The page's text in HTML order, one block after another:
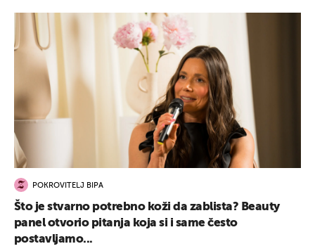
POKROVITELJ BIPA
Što je stvarno potrebno koži da zablista? Beauty
panel otvorio pitanja koja si i same često
postavljamo...